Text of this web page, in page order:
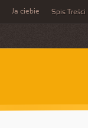
Ja ciebie Spis Treści